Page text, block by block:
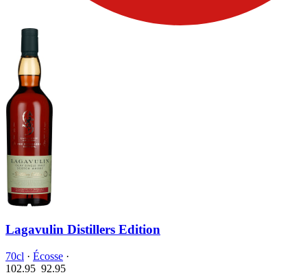
Lagavulin Distillers Edition
70cl · Écosse ·
102.95 92.95